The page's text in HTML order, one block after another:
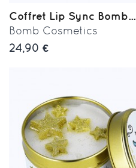
Coffret Lip Sync Bomb...
Bomb Cosmetics
24,90 €